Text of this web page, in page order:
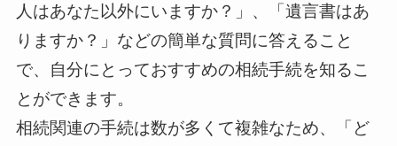
人はあなた以外にいますか？」、「遺言書はあ
りますか？」などの簡単な質問に答えること
で、自分にとっておすすめの相続手続を知るこ
とができます。
相続関連の手続は数が多くて複雑なため、「ど